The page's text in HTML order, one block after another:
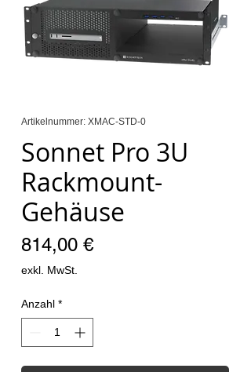
Artikelnummer: XMAC-STD-0
Sonnet Pro 3U
Rackmount-
Gehäuse
814,00 €Preis
exkl. MwSt.
Anzahl *